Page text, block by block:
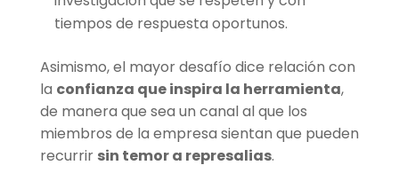
tiempos de respuesta oportunos.
Asimismo, el mayor desafío dice relación con
la confianza que inspira la herramienta,
de manera que sea un canal al que los
miembros de la empresa sientan que pueden
recurrir sin temor a represalias.